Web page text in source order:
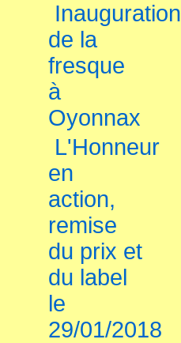
Inauguration
de la
fresque
à
Oyonnax
L'Honneur
en
action,
remise
du prix et
du label
le
29/01/2018